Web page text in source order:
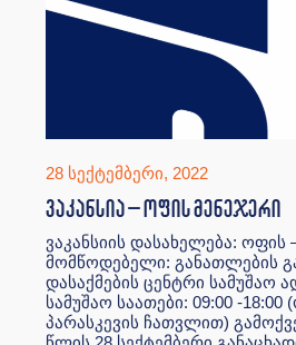
28 სექტემბერი, 2022
ვაკანსია – ოფის მენეჯერი
ვაკანსიის დასახელება: ოფის
მომწოდებელი: განათლების
დასაქმების ცენტრი სამუშაო
სამუშაო საათები: 09:00 -
პარასკევის ჩათვლით)